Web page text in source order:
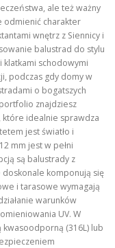
ale też ważny
odmienić charakter
wnętrz z Siennicy i
balustrad do stylu
klatkami schodowymi
podczas gdy domy w
o bogatszych
znajdziesz
które idealnie sprawdza
jest światło i
mm jest w pełni
są balustrady z
komponują się
i tarasowe wymagają
warunków
UV. W
(316L) lub